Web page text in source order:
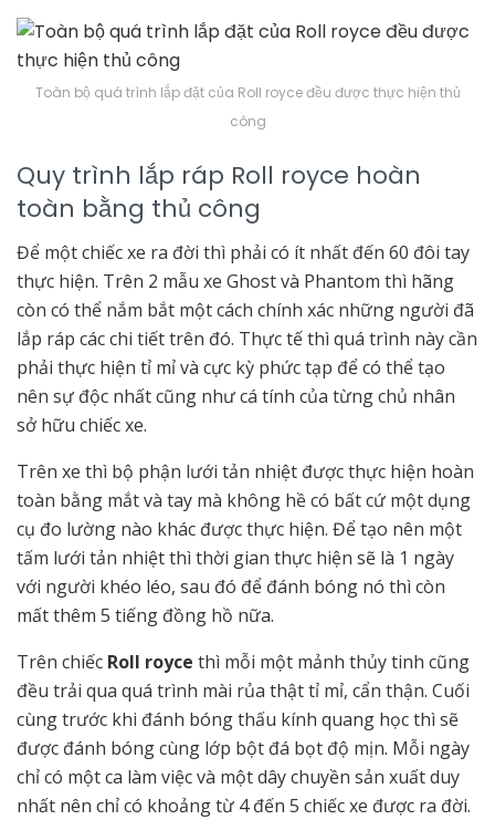
Toàn bộ quá trình lắp đặt của Roll royce đều được thực hiện thủ
công
Quy trình lắp ráp Roll royce hoàn
toàn bằng thủ công
Để một chiếc xe ra đời thì phải có ít nhất đến 60 đôi tay
thực hiện. Trên 2 mẫu xe Ghost và Phantom thì hãng
còn có thể nắm bắt một cách chính xác những người đã
lắp ráp các chi tiết trên đó. Thực tế thì quá trình này cần
phải thực hiện tỉ mỉ và cực kỳ phức tạp để có thể tạo
nên sự độc nhất cũng như cá tính của từng chủ nhân
sở hữu chiếc xe.
Trên xe thì bộ phận lưới tản nhiệt được thực hiện hoàn
toàn bằng mắt và tay mà không hề có bất cứ một dụng
cụ đo lường nào khác được thực hiện. Để tạo nên một
tấm lưới tản nhiệt thì thời gian thực hiện sẽ là 1 ngày
với người khéo léo, sau đó để đánh bóng nó thì còn
mất thêm 5 tiếng đồng hồ nữa.
Trên chiếc Roll royce thì mỗi một mảnh thủy tinh cũng
đều trải qua quá trình mài rủa thật tỉ mỉ, cẩn thận. Cuối
cùng trước khi đánh bóng thấu kính quang học thì sẽ
được đánh bóng cùng lớp bột đá bọt độ mịn. Mỗi ngày
chỉ có một ca làm việc và một dây chuyền sản xuất duy
nhất nên chỉ có khoảng từ 4 đến 5 chiếc xe được ra đời.